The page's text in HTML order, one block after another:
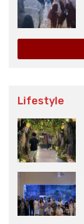
Lifestyle